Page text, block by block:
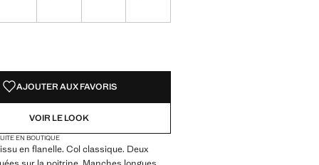
AJOUTER AUX FAVORIS
VOIR LE LOOK
EN BOUTIQUE
en flanelle. Col classique. Deux